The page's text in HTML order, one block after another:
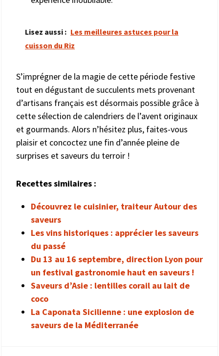
Lisez aussi : Les meilleures astuces pour la
cuisson du Riz
S’imprégner de la magie de cette période festive
tout en dégustant de succulents mets provenant
d’artisans français est désormais possible grâce à
cette sélection de calendriers de l’avent originaux
et gourmands. Alors n’hésitez plus, faites-vous
plaisir et concoctez une fin d’année pleine de
surprises et saveurs du terroir !
Recettes similaires :
Découvrez le cuisinier, traiteur Autour des
saveurs
Les vins historiques : apprécier les saveurs
du passé
Du 13 au 16 septembre, direction Lyon pour
un festival gastronomie haut en saveurs !
Saveurs d’Asie : lentilles corail au lait de
coco
La Caponata Sicilienne : une explosion de
saveurs de la Méditerranée